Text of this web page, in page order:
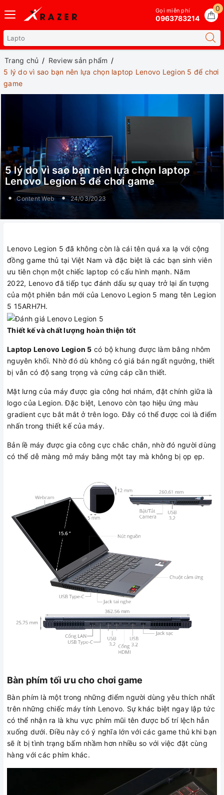
0
Gọi miễn phí
0963783214
Trang chủ
Review sản phẩm
5 lý do vì sao bạn nên lựa chọn laptop Lenovo Legion 5 để chơi
game
5 lý do vì sao bạn nên lựa chọn laptop
Lenovo Legion 5 để chơi game
Content Web 24/03/2023
Lenovo Legion 5 đã không còn là cái tên quá xa lạ với cộng
đồng game thủ tại Việt Nam và đặc biệt là các bạn sinh viên
ưu tiên chọn một chiếc laptop có cấu hình mạnh. Năm
2022, Lenovo đã tiếp tục đánh dấu sự quay trở lại ấn tượng
của một phiên bản mới của Lenovo Legion 5 mang tên Legion
5 15ARH7H.
Thiết kế và chất lượng hoàn thiện tốt
Laptop Lenovo Legion 5 có bộ khung được làm bằng nhôm
nguyên khối. Nhờ đó dù không có giá bán ngất ngưởng, thiết
bị vẫn có độ sang trọng và cứng cáp cần thiết.
Mặt lưng của máy được gia công hơi nhám, đặt chính giữa là
logo của Legion. Đặc biệt, Lenovo còn tạo hiệu ứng màu
gradient cực bắt mắt ở trên logo. Đây có thể được coi là điểm
nhấn trong thiết kế của máy.
Bản lề máy được gia công cực chắc chắn, nhờ đó người dùng
có thể dễ màng mở máy bằng một tay mà không bị ọp ẹp.
Bàn phím tối ưu cho chơi game
Bàn phím là một trong những điểm người dùng yêu thích nhất
trên những chiếc máy tính Lenovo. Sự khác biệt ngay lập tức
có thể nhận ra là khu vực phím mũi tên được bố trí lệch hẳn
xuống dưới. Điều này có ý nghĩa lớn với các game thủ khi bạn
sẽ ít bị tình trạng bấm nhầm hơn nhiều so với việc đặt cùng
hàng với các phím khác.